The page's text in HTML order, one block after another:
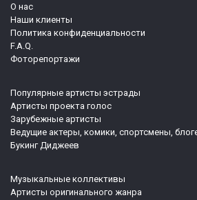
О нас
Наши клиенты
Политика конфиденциальности
F.A.Q.
Фоторепортажи
Популярные артисты эстрады
Артисты проекта голос
Зарубежные артисты
Ведущие актеры, комики, спортсмены,
Букинг Диджеев
Музыкальные коллективы
Артисты оригинального жанра